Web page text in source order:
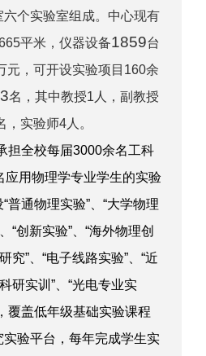
个实验室组成。中心现有
平米，仪器设备1859台
元，可开设实验项目 160余
名，其中教授1 人，副教授
，实验师4 人。
担全校每届3000余名工科
应用物理学专业学生的实验
普通物理实验”、“大学物理
“创新实验”、“海外物理创
究”、“电子线路实验”、“近
研实训”、“光电专业实
覆盖低年级基础实验课程
验平台，每年完成学生实